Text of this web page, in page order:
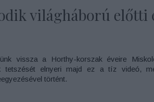
világháború előtti
vissza a Horthy-korszak éveire
tetszését elnyeri majd ez a tíz videó,
történt.